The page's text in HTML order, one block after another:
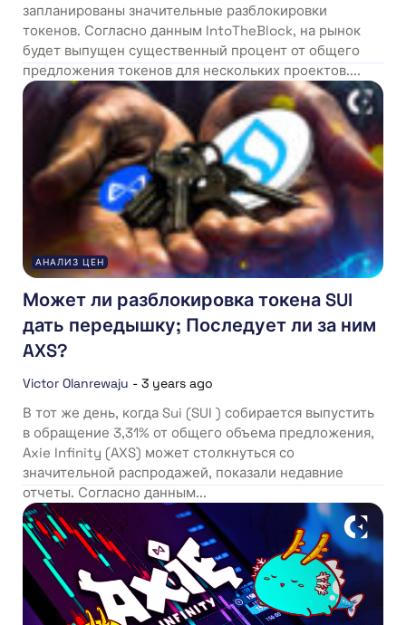
запланированы значительные разблокировки
токенов. Согласно данным IntoTheBlock, на рынок
будет выпущен существенный процент от общего
предложения токенов для нескольких проектов....
АНАЛИЗ ЦЕН
Может ли разблокировка токена SUI
дать передышку; Последует ли за ним
AXS?
Victor Olanrewaju - 3 years ago
В тот же день, когда Sui (SUI ) собирается выпустить
в обращение 3,31% от общего объема предложения,
Axie Infinity (AXS) может столкнуться со
значительной распродажей, показали недавние
отчеты. Согласно данным...